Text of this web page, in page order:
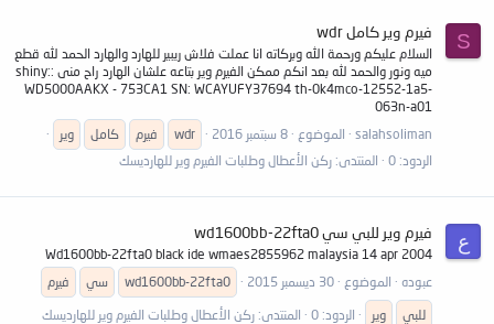
S فيرم وير كامل wdr
السلام عليكم ورحمة الله وبركاته انا عملت فلاش ريبير للهارد والهارد الحمد لله قطع
ميه ونور والحمد لله بعد انكم ممكن الفيرم وير بتاعه علشان الهارد راح منى :shiny:
WD5000AAKX - 753CA1 SN: WCAYUFY37694 th-0k4mco-12552-1a5-
063n-a01
salahsoliman
الموضوع 8 سبتمبر 2016 wdr فيرم كامل
وير
الردود: 0
المنتدى: ركن الأعطال وطلبات الفيرم وير للهارديسك
ع فيرم وير للبي سي wd1600bb-22fta0
Wd1600bb-22fta0 black ide wmaes2855962 malaysia 14 apr 2004
عبوده
الموضوع 30 ديسمبر 2015 wd1600bb-22fta0 سي
فيرم
للبي
وير الردود: 0 المنتدى: ركن الأعطال وطلبات الفيرم وير للهارديسك